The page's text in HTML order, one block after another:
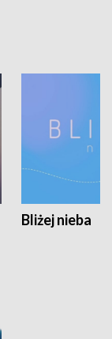
Bliżej nieba